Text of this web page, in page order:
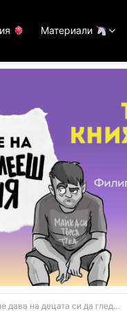
Материали
на децата си да гледат „Сам вкъщи“